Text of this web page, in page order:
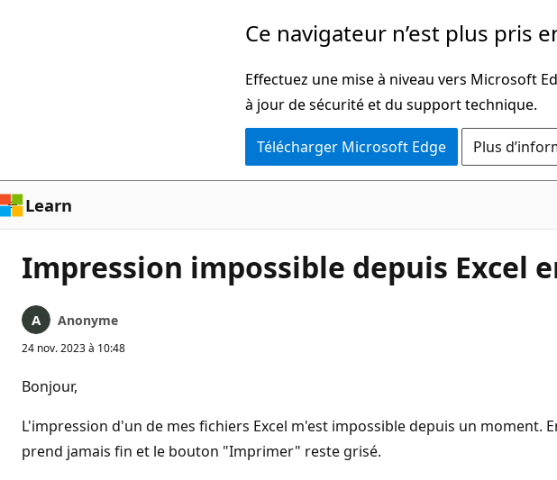
Ce navigateur n’est plus pris
Effectuez une mise à niveau vers Microsoft
à jour de sécurité et du support technique.
Télécharger Microsoft Edge Plus
Learn
Impression impossible depuis Excel
Anonyme
24 nov. 2023 à 10:48
Bonjour,
L'impression d'un de mes fichiers Excel m'est impossible depuis un
prend jamais fin et le bouton "Imprimer" reste grisé.